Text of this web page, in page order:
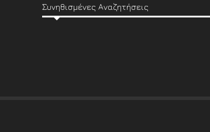
Συνηθισμένες Αναζητήσεις